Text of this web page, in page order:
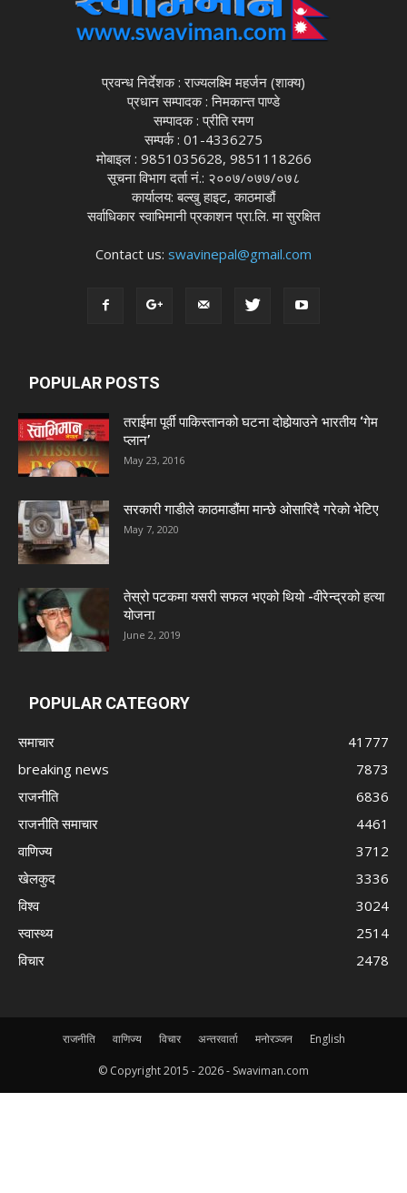
प्रवन्ध निर्देशक : राज्यलक्ष्मि महर्जन (शाक्य)
प्रधान सम्पादक : निमकान्त पाण्डे
सम्पादक : प्रीति रमण
सम्पर्क : 01-4336275
मोबाइल : 9851035628, 9851118266
सूचना विभाग दर्ता नं.: २००७/०७७/०७८
कार्यालय: बल्खु हाइट, काठमाडौं
सर्वाधिकार स्वाभिमानी प्रकाशन प्रा.लि. मा सुरक्षित
Contact us: swavinepal@gmail.com
POPULAR POSTS
तराईमा पूर्वी पाकिस्तानको घटना दोहोर्‍याउने भारतीय ‘गेम
प्लान’
May 23, 2016
सरकारी गाडीले काठमाडौंमा मान्छे ओसारिदै गरेकाे भेटिए
May 7, 2020
तेस्रो पटकमा यसरी सफल भएको थियो -वीरेन्द्रको हत्या
योजना
June 2, 2019
POPULAR CATEGORY
समाचार
41777
breaking news
7873
राजनीति
6836
राजनीति समाचार
4461
वाणिज्य
3712
खेलकुद
3336
विश्व
3024
स्वास्थ्य
2514
विचार
2478
राजनीति वाणिज्य विचार अन्तरवार्ता मनोरञ्जन English
© Copyright 2015 -2026 - Swaviman.com